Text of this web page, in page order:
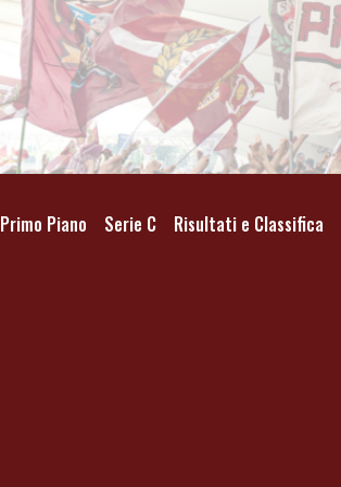
Primo Piano Serie C Risultati e Classifica